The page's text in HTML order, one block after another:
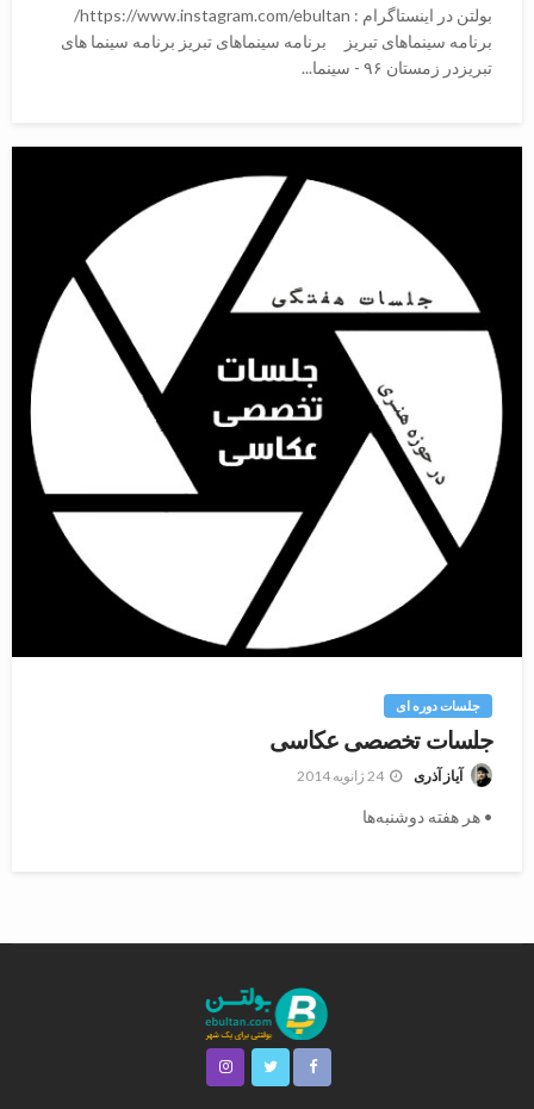
بولتن در اینستاگرام : https://www.instagram.com/ebultan/
برنامه سینماهای تبریز برنامه سینماهای تبریز برنامه سینما های
تبریزدر زمستان ۹۶ - سینما...
جلسات دوره ای
جلسات تخصصی عکاسی
آیاز آذری 24 ژانویه 2014
• هر هفته دوشنبه‌ها